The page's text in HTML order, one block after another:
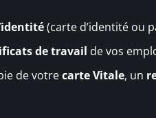
(carte d’identité ou
de travail de vos
de votrecarte Vitale, un